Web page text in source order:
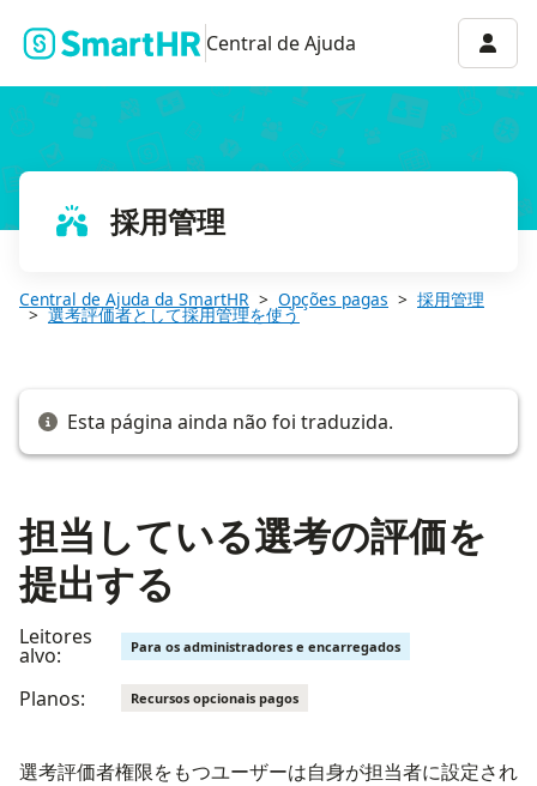
Central de Ajuda
採用管理
Central de Ajuda da SmartHR Opções pagas 採用管理
選考評価者として採用管理を使う
Esta página ainda não foi traduzida.
担当している選考の評価を
提出する
Leitores
alvo: Para os administradores e encarregados
Planos: Recursos opcionais pagos
選考評価者権限をもつユーザーは自身が担当者に設定され